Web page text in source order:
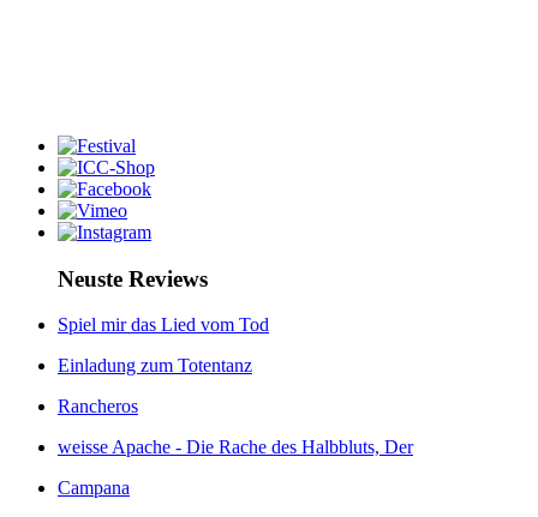
Neuste Reviews
Spiel mir das Lied vom Tod
Einladung zum Totentanz
Rancheros
weisse Apache - Die Rache des Halbbluts, Der
Campana